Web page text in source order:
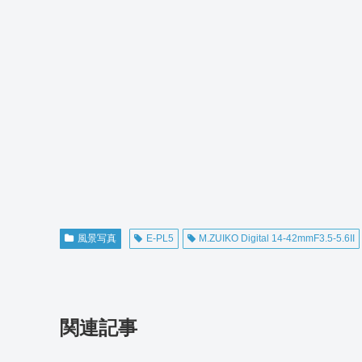
風景写真 E-PL5 M.ZUIKO Digital 14-42mmF3.5-5.6II
関連記事